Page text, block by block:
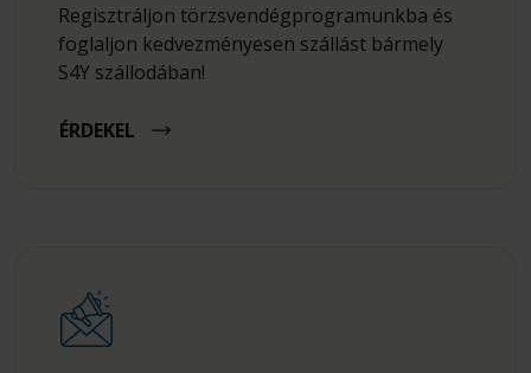
Regisztráljon törzsvendégprogramunkba és
foglaljon kedvezményesen szállást bármely
S4Y szállodában!
ÉRDEKEL